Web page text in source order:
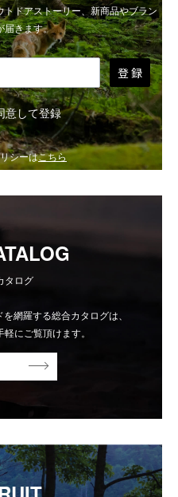
ドアストーリー、新商品やブラン
届きます。
登 録
意して登録
シーはこちら
タログ
網羅する総合カタログは、
にご覧頂けます。